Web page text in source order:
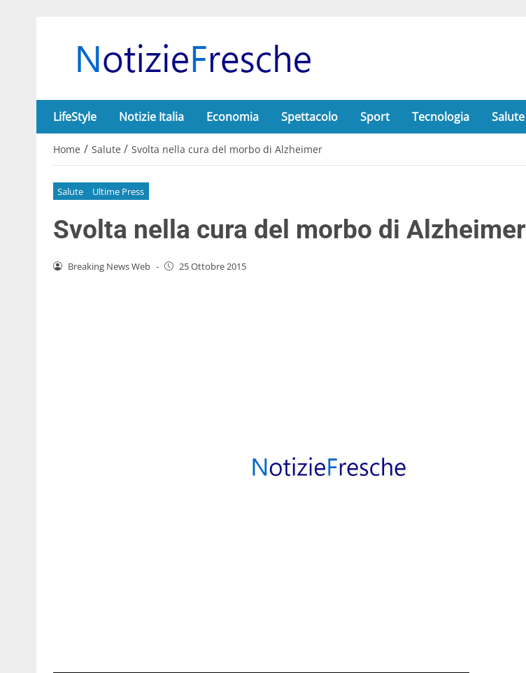
LifeStyle Notizie Italia Economia Spettacolo Sport Tecnologia Salute
Home / Salute / Svolta nella cura del morbo di Alzheimer
Salute Ultime Press
Svolta nella cura del morbo di Alzheimer
Breaking News Web - 25 Ottobre 2015